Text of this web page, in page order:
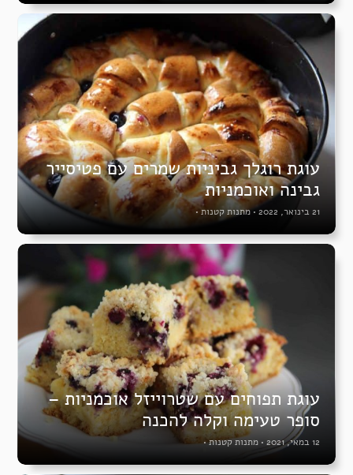
עוגת רוגלך גביניות שמרים עם פטיסייר
גבינה ואוכמניות
21 בינואר, 2022 •מתנות קטנות•
עוגת תפוחים עם שטרוייזל אוכמניות –
סופר טעימה וקלה להכנה
12 במאי, 2021 • מתנות קטנות•